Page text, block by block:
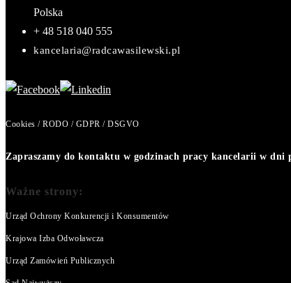
Polska
+ 48 518 040 555
kancelaria@radcawasilewski.pl
Cookies / RODO / GDPR / DSGVO
Zapraszamy do kontaktu w godzinach pracy kancelarii w dni
Ważne strony:
Urząd Ochrony Konkurencji i Konsumentów
Krajowa Izba Odwoławcza
Urząd Zamówień Publicznych